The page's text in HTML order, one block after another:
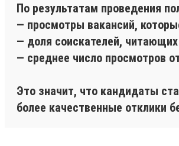
По результатам проведения
— просмотры вакансий,
— доля соискателей,
— среднее число просмотров
Это значит, что кандидаты
более качественные отклики